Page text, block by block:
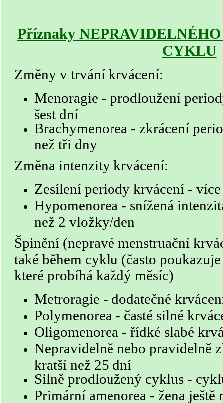
Příznaky
CYKLU
Změny v trvání krvácení:
Menoragie - prodloužení
šest dní
Brachymenorea - zkrácení
než tři dny
Změna intenzity krvácení:
Zesílení periody krvácení -
Hypomenorea - snížená
než 2 vložky/den
Špinění (nepravé menstruační
také během cyklu (často
které probíhá každý měsíc)
Metroragie - dodatečné
Polymenorea - časté silné
Oligomenorea - řídké slabé
Nepravidelně nebo pravidelně
kratší než 25 dní
Silně prodloužený cyklus -
Primární amenorea - žena ještě